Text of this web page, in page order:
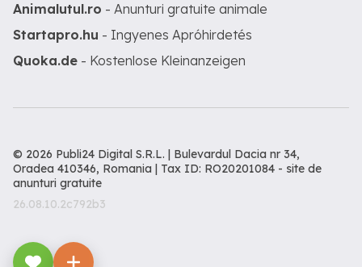
Animalutul.ro - Anunturi gratuite animale
Startapro.hu - Ingyenes Apróhirdetés
Quoka.de - Kostenlose Kleinanzeigen
© 2026 Publi24 Digital S.R.L. | Bulevardul Dacia nr 34,
Oradea 410346, Romania | Tax ID: RO20201084 - site de
anunturi gratuite
26.08.10.2c792b3